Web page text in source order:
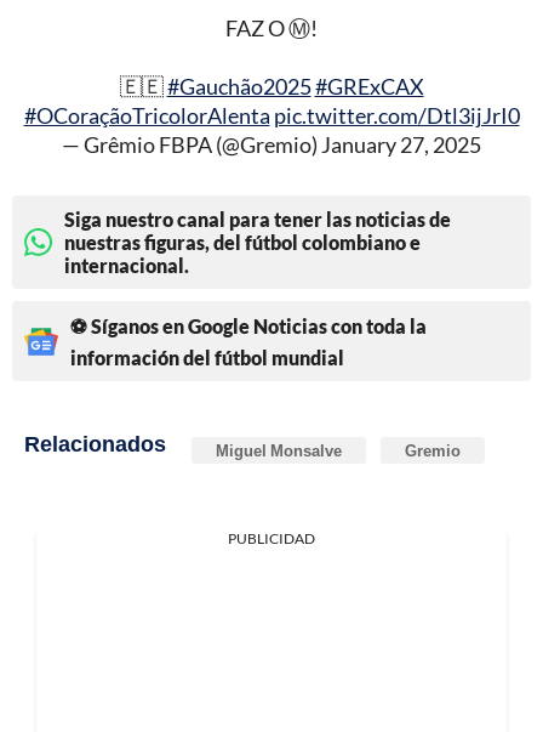
FAZ O Ⓜ️!
🇪🇪#Gauchão2025#GRExCAX
#OCoraçãoTricolorAlenta pic.twitter.com/Dtl3ijJrI0
— Grêmio FBPA (@Gremio) January 27, 2025
Siga nuestro canal para tener las noticias de
nuestras figuras, del fútbol colombiano e
internacional.
⚽ Síganos en Google Noticias con toda la
información del fútbol mundial
Relacionados Miguel Monsalve Gremio
PUBLICIDAD